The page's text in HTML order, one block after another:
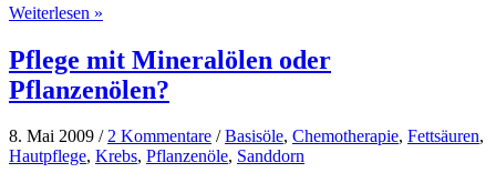
Pflanzenöle
Stiefkinder
der
Aromatherapie
Weiterlesen »
Pflege mit Mineralölen oder
Pflanzenölen?
8. Mai 2009 /2 Kommentare /Basisöle, Chemotherapie, Fettsäuren,
Hautpflege, Krebs, Pflanzenöle, Sanddorn